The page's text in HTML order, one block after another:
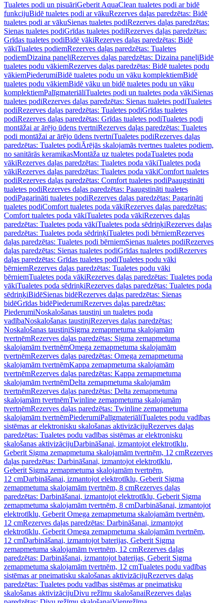
Tualetes podi un pisuāriGeberit AquaClean tualetes podi ar bidē
funkcijuBidē tualetes podi ar vākuRezerves daļas paredzētas: Bidē
tualetes podi ar vākuSienas tualetes podiRezerves daļas paredzētas:
Sienas tualetes podiGrīdas tualetes podiRezerves daļas paredzētas:
Grīdas tualetes podiBidē vākiRezerves daļas paredzētas: Bidē
vākiTualetes podiemRezerves daļas paredzētas: Tualetes
podiemDizaina paneļiRezerves daļas paredzētas: Dizaina paneļiBidē
tualetes podu vākiemRezerves daļas paredzētas: Bidē tualetes podu
vākiemPiederumiBidē tualetes podu un vāku komplektiemBidē
tualetes podu vākiemBidē vāku un bidē tualetes podu un vāku
komplektiemPalīgmateriāliTualetes podi un tualetes poda vākiSienas
tualetes podiRezerves daļas paredzētas: Sienas tualetes podiTualetes
podiRezerves daļas paredzētas: Tualetes podiGrīdas tualetes
podiRezerves daļas paredzētas: Grīdas tualetes podiTualetes podi
montāžai ar ārējo ūdens tvertniRezerves daļas paredzētas: Tualetes
podi montāžai ar ārējo ūdens tvertniTualetes podiRezerves daļas
paredzētas: Tualetes podiĀrējās skalojamās tvertnes tualetes podiem,
no sanitārās keramikasMontāža uz tualetes podaTualetes poda
vākiRezerves daļas paredzētas: Tualetes poda vākiTualetes poda
vākiRezerves daļas paredzētas: Tualetes poda vākiComfort tualetes
podiRezerves daļas paredzētas: Comfort tualetes podiPaaugstināti
tualetes podiRezerves daļas paredzētas: Paaugstināti tualetes
podiPagarināti tualetes podiRezerves daļas paredzētas: Pagarināti
tualetes podiComfort tualetes poda vākiRezerves daļas paredzētas:
Comfort tualetes poda vākiTualetes poda vākiRezerves daļas
paredzētas: Tualetes poda vākiTualetes poda sēdriņķiRezerves daļas
paredzētas: Tualetes poda sēdriņķiTualetes podi bērniemRezerves
daļas paredzētas: Tualetes podi bērniemSienas tualetes podiRezerves
daļas paredzētas: Sienas tualetes podiGrīdas tualetes podiRezerves
daļas paredzētas: Grīdas tualetes podiTualetes podu vāki
bērniemRezerves daļas paredzētas: Tualetes podu vāki
bērniemTualetes poda vākiRezerves daļas paredzētas: Tualetes poda
vākiTualetes poda sēdriņķiRezerves daļas paredzētas: Tualetes poda
sēdriņķiBidēSienas bidēRezerves daļas paredzētas: Sienas
bidēGrīdas bidēPiederumiRezerves daļas paredzētas:
PiederumiNoskalošanas taustiņi un tualetes poda
vadībaNoskalošanas taustiņiRezerves daļas paredzētas:
Noskalošanas taustiņiSigma zemapmetuma skalojamām
tvertnēmRezerves daļas paredzētas: Sigma zemapmetuma
skalojamām tvertnēmOmega zemapmetuma skalojamām
tvertnēmRezerves daļas paredzētas: Omega zemapmetuma
skalojamām tvertnēmKappa zemapmetuma skalojamām
tvertnēmRezerves daļas paredzētas: Kappa zemapmetuma
skalojamām tvertnēmDelta zemapmetuma skalojamām
tvertnēmRezerves daļas paredzētas: Delta zemapmetuma
skalojamām tvertnēmTwinline zemapmetuma skalojamām
tvertnēmRezerves daļas paredzētas: Twinline zemapmetuma
skalojamām tvertnēmPiederumiPalīgmateriāliTualetes podu vadības
sistēmas ar elektronisku skalošanas aktivizācijuRezerves daļas
paredzētas: Tualetes podu vadības sistēmas ar elektronisku
skalošanas aktivizācijuDarbināšanai, izmantojot elektrotīklu,
Geberit Sigma zemapmetuma skalojamām tvertnēm, 12 cmRezerves
daļas paredzētas: Darbināšanai, izmantojot elektrotīklu,
Geberit Sigma zemapmetuma skalojamām tvertnēm,
12 cmDarbināšanai, izmantojot elektrotīklu, Geberit Sigma
zemapmetuma skalojamām tvertnēm, 8 cmRezerves daļas
paredzētas: Darbināšanai, izmantojot elektrotīklu, Geberit Sigma
zemapmetuma skalojamām tvertnēm, 8 cmDarbināšanai, izmantojot
elektrotīklu, Geberit Omega zemapmetuma skalojamām tvertnēm,
12 cmRezerves daļas paredzētas: Darbināšanai, izmantojot
elektrotīklu, Geberit Omega zemapmetuma skalojamām tvertnēm,
12 cmDarbināšanai, izmantojot baterijas, Geberit Sigma
zemapmetuma skalojamām tvertnēm, 12 cmRezerves daļas
paredzētas: Darbināšanai, izmantojot baterijas, Geberit Sigma
zemapmetuma skalojamām tvertnēm, 12 cmTualetes podu vadības
sistēmas ar pneimatisku skalošanas aktivizācijuRezerves daļas
paredzētas: Tualetes podu vadības sistēmas ar pneimatisku
skalošanas aktivizācijuDivu režīmu skalošanaiRezerves daļas